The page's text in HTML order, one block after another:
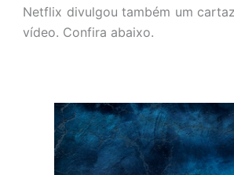
Netflix divulgou também um
vídeo. Confira abaixo.